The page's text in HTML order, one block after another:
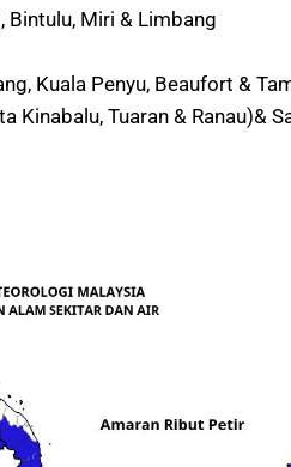
Bintulu, Miri & Limbang
Kuala Penyu, Beaufort &
Kinabalu, Tuaran & Ranau)&